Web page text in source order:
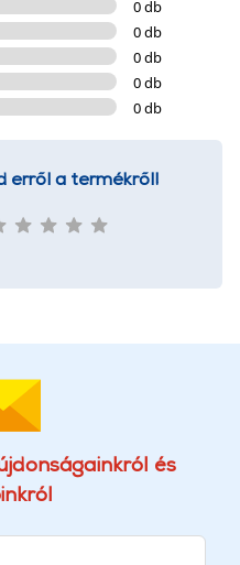
0 db
0 db
0 db
0 db
0 db
erről a termékről!
és